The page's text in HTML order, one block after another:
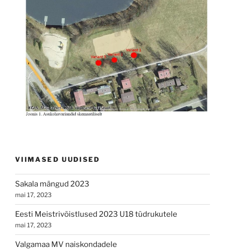
VIIMASED UUDISED
Sakala mängud 2023
mai 17, 2023
Eesti Meistrivõistlused 2023 U18 tüdrukutele
mai 17, 2023
Valgamaa MV naiskondadele